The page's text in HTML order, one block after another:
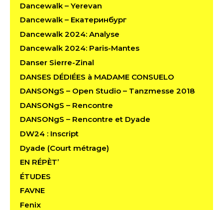
Dancewalk – Yerevan
Dancewalk – Екатеринбург
Dancewalk 2024: Analyse
Dancewalk 2024: Paris-Mantes
Danser Sierre-Zinal
DANSES DÉDIÉES à MADAME CONSUELO
DANSONgS – Open Studio – Tanzmesse 2018
DANSONgS – Rencontre
DANSONgS – Rencontre et Dyade
DW24 : Inscript
Dyade (Court métrage)
EN RÉPÈT’
ÉTUDES
FAVNE
Fenix